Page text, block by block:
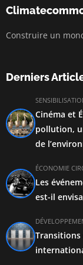
Construire un
Derniers
Cinéma et
pollution,
de
ÉCONOMIE
Les
est-il
Transitions